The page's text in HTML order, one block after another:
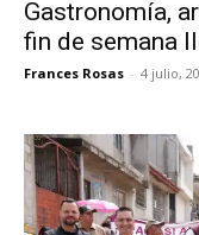
Gastronomía,
fin de semana
Frances Rosas - 4 julio,